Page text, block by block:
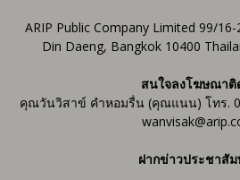
ARIP Public Company Limited 99/
Din Daeng, Bangkok 10400
สนใจลงโฆษณาติ
คุณวันวิสาข์ คำหอมรื่น (คุณแนน) โทร.
ฝากข่าวประชาสั